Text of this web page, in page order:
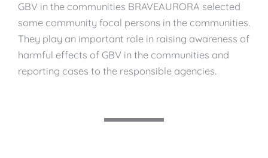
GBV in the communities BRAVEAURORA selected
some community focal persons in the communities.
They play an important role in raising awareness of
harmful effects of GBV in the communities and
reporting cases to the responsible agencies.